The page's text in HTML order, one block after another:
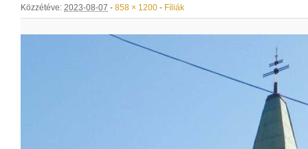
Közzétéve: 2023-08-07 - 858 × 1200 - Fíliák